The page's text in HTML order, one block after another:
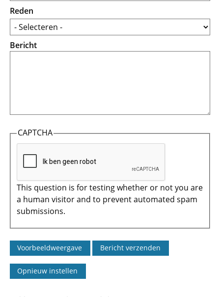
Reden
Bericht
CAPTCHA
This question is for testing whether or not you are
a human visitor and to prevent automated spam
submissions.